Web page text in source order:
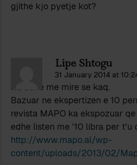
gjithe kjo pyetje kot?
Lipe Shtogu
31 January 2014 at
Ka edhe me mire se kaq.
Bazuar ne ekspertizen e 10
revista MAPO ka ekspozuar
edhe listen me ’10 libra per t’u
http://www.mapo.al/wp-
content/uploads/2013/02/